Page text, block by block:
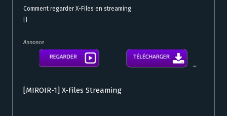
Comment regarder X-Files en streaming
Annonce
[MIROIR-1] X-Files Streaming